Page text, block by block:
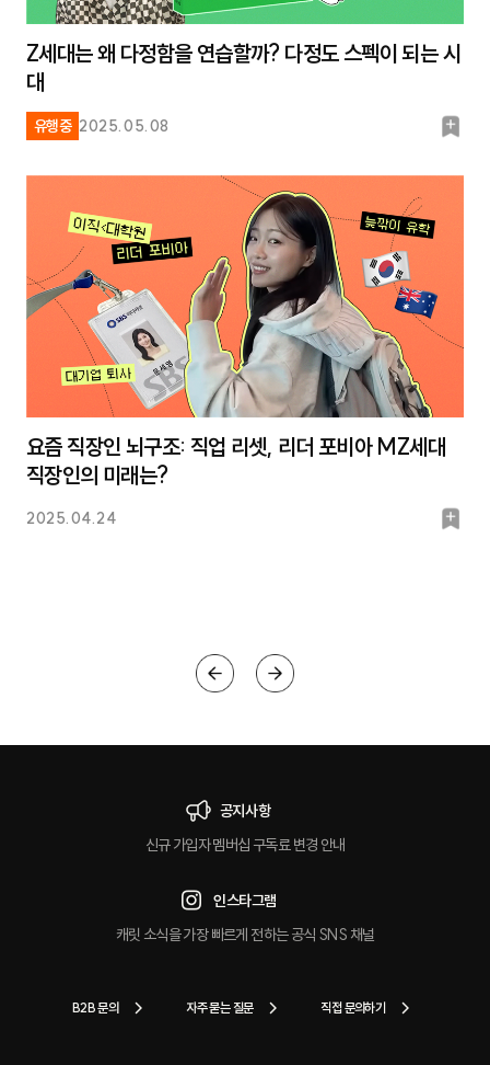
Z세대는 왜 다정함을 연습할까? 다정도 스펙이 되는 시
대
유행중 2025.05.08
북
요즘 직장인 뇌구조: 직업 리셋, 리더 포비아 MZ세대
직장인의 미래는?
2025.04.24
북
공지사항
신규 가입자 멤버십 구독료 변경 안내
인스타그램
캐릿 소식을 가장 빠르게 전하는 공식 SNS 채널
B2B 문의 자주 묻는 질문 직접 문의하기